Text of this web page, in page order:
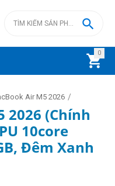
0


Air M5 2026 /
2026 (Chính
10core
Đêm Xanh